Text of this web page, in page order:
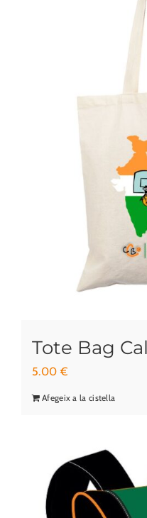
es
del
Tote Bag
5.00€
Afegeix a la cistella